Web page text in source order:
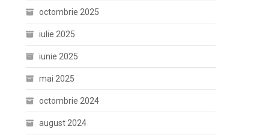
octombrie 2025
iulie 2025
iunie 2025
mai 2025
octombrie 2024
august 2024